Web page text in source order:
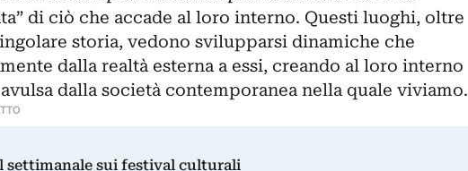
di ciò che accade al loro interno. Questi luoghi, oltre
storia, vedono svilupparsi dinamiche che
dalla realtà esterna a essi, creando al loro interno
dalla società contemporanea nella quale viviamo.
settimanale sui festival culturali